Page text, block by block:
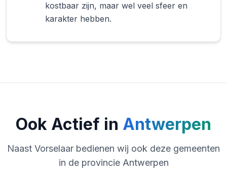
kostbaar zijn, maar wel veel sfeer en
karakter hebben.
Ook Actief in Antwerpen
Naast Vorselaar bedienen wij ook deze gemeenten
in de provincie Antwerpen